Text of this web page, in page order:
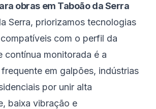
obras em Taboão da Serra
Serra, priorizamos tecnologias
com o perfil da
contínua monitorada é a
em galpões, indústrias
por unir alta
baixa vibração e